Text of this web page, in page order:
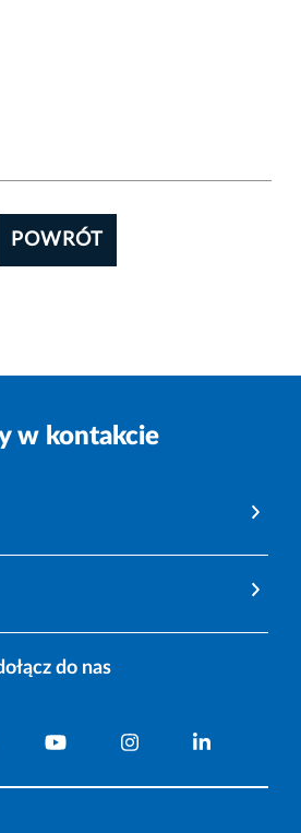
POWRÓT
w kontakcie
do nas